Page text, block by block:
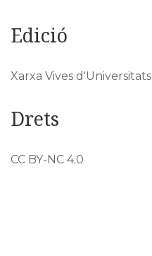
Edició
Xarxa Vives d'Universitats
Drets
CC BY-NC 4.0